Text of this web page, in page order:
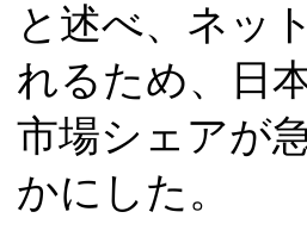
と述べ、ネッ
れるため、日
市場シェアが
かにした。